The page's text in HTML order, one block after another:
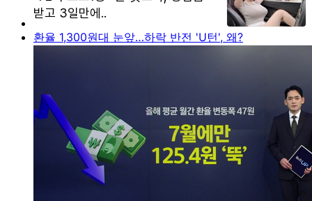
환율 1,300원대 눈앞…하락 반전 'U턴', 왜?